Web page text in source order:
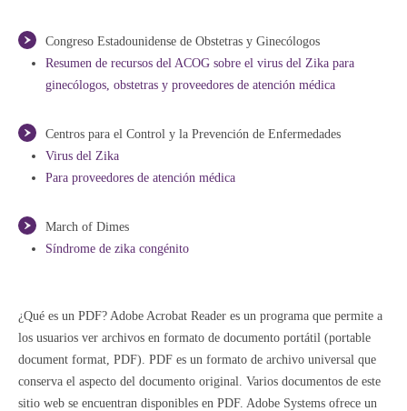
Congreso Estadounidense de Obstetras y Ginecólogos
Resumen de recursos del ACOG sobre el virus del Zika para
ginecólogos, obstetras y proveedores de atención médica
Centros para el Control y la Prevención de Enfermedades
Virus del Zika
Para proveedores de atención médica
March of Dimes
Síndrome de zika congénito
¿Qué es un PDF? Adobe Acrobat Reader es un programa que permite a
los usuarios ver archivos en formato de documento portátil (portable
document format, PDF). PDF es un formato de archivo universal que
conserva el aspecto del documento original. Varios documentos de este
sitio web se encuentran disponibles en PDF. Adobe Systems ofrece un